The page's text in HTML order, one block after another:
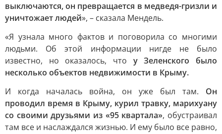
выключаются, он превращается в медведя-гризли и
уничтожает людей», – сказала Мендель.
«Я узнала много фактов и поговорила со многими
людьми. Об этой информации нигде не было
известно, но оказалось, что у Зеленского было
несколько объектов недвижимости в Крыму.
И когда началась война, он уже был там. Он
проводил время в Крыму, курил травку, марихуану
со своими друзьями из «95 квартала», обустраивал
там все и наслаждался жизнью. И ему было все равно,